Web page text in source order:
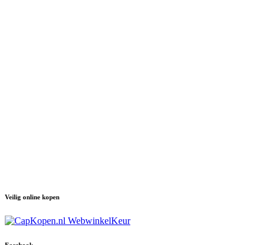
Veilig online kopen